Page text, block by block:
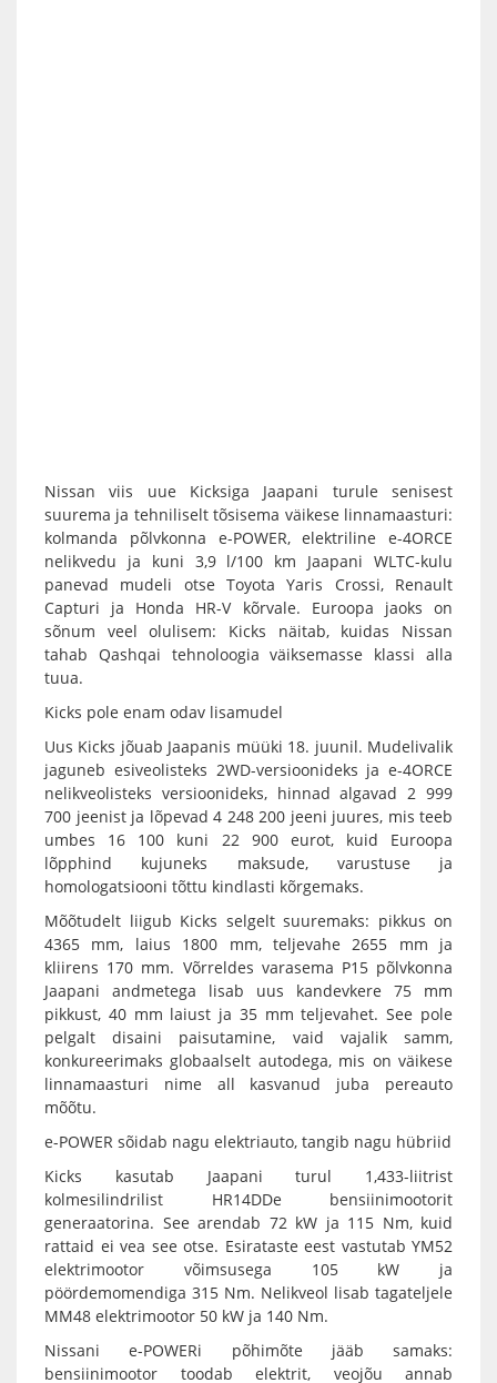
Nissan viis uue Kicksiga Jaapani turule senisest
suurema ja tehniliselt tõsisema väikese linnamaasturi:
kolmanda põlvkonna e-POWER, elektriline e-4ORCE
nelikvedu ja kuni 3,9 l/100 km Jaapani WLTC-kulu
panevad mudeli otse Toyota Yaris Crossi, Renault
Capturi ja Honda HR-V kõrvale. Euroopa jaoks on
sõnum veel olulisem: Kicks näitab, kuidas Nissan
tahab Qashqai tehnoloogia väiksemasse klassi alla
tuua.
Kicks pole enam odav lisamudel
Uus Kicks jõuab Jaapanis müüki 18. juunil. Mudelivalik
jaguneb esiveolisteks 2WD-versioonideks ja e-4ORCE
nelikveolisteks versioonideks, hinnad algavad 2 999
700 jeenist ja lõpevad 4 248 200 jeeni juures, mis teeb
umbes 16 100 kuni 22 900 eurot, kuid Euroopa
lõpphind kujuneks maksude, varustuse ja
homologatsiooni tõttu kindlasti kõrgemaks.
Mõõtudelt liigub Kicks selgelt suuremaks: pikkus on
4365 mm, laius 1800 mm, teljevahe 2655 mm ja
kliirens 170 mm. Võrreldes varasema P15 põlvkonna
Jaapani andmetega lisab uus kandevkere 75 mm
pikkust, 40 mm laiust ja 35 mm teljevahet. See pole
pelgalt disaini paisutamine, vaid vajalik samm,
konkureerimaks globaalselt autodega, mis on väikese
linnamaasturi nime all kasvanud juba pereauto
mõõtu.
e-POWER sõidab nagu elektriauto, tangib nagu hübriid
Kicks kasutab Jaapani turul 1,433-liitrist
kolmesilindrilist HR14DDe bensiinimootorit
generaatorina. See arendab 72 kW ja 115 Nm, kuid
rattaid ei vea see otse. Esirataste eest vastutab YM52
elektrimootor võimsusega 105 kW ja
pöördemomendiga 315 Nm. Nelikveol lisab tagateljele
MM48 elektrimootor 50 kW ja 140 Nm.
Nissani e-POWERi põhimõte jääb samaks:
bensiinimootor toodab elektrit, veojõu annab